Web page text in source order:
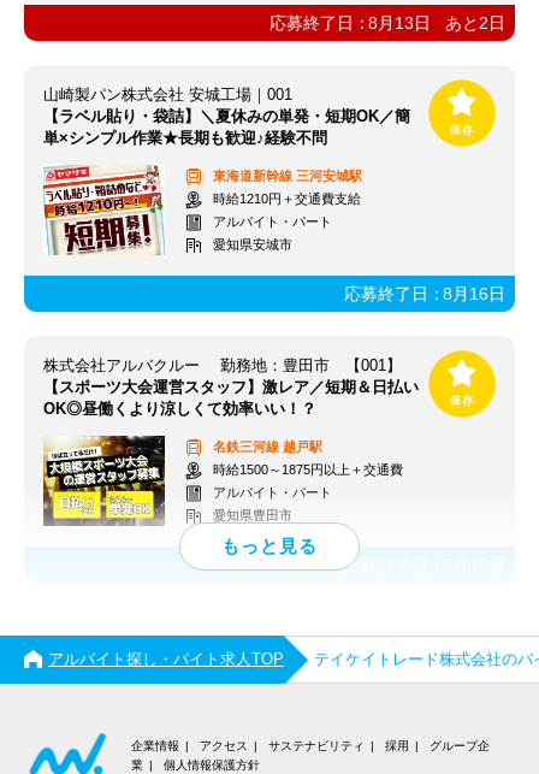
応募終了日：8月13日 あと 2日
山崎製パン株式会社 安城工場｜001
【ラベル貼り・袋詰】＼夏休みの単発・短期OK／簡
単×シンプル作業★長期も歓迎♪経験不問
東海道新幹線 三河安城駅
時給1210円＋交通費支給
アルバイト・パート
愛知県安城市
応募終了日：8月16日
株式会社アルバクルー 勤務地：豊田市 【001】
【スポーツ大会運営スタッフ】激レア／短期＆日払い
OK◎昼働くより涼しくて効率いい！？
名鉄三河線 越戸駅
時給1500～1875円以上＋交通費
アルバイト・パート
愛知県豊田市
応募終了日：
アルバイト探し・バイト求人TOP テイケイトレード株式会社の
企業情報 アクセス サステナビリティ 採用
グループ企
業
個人情報保護方針